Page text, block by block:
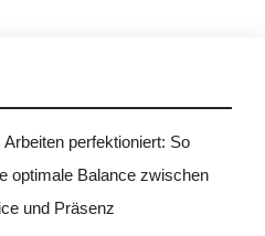
Arbeiten perfektioniert: So
optimale Balance zwischen
und Präsenz